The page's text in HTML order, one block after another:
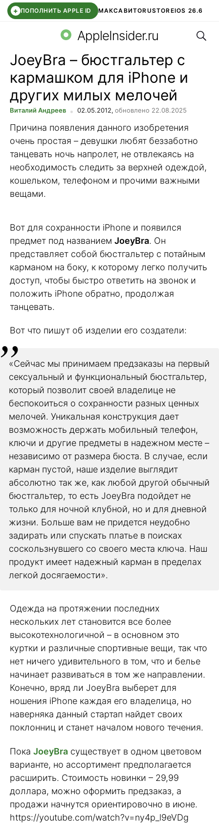
+ ПОПОЛНИТЬ APPLE ID МАКСАВИТОRUSTOREIOS 26.6
СБЕР КИДС ВТБ ОНЛАЙН ЧАТ В ROBLOX
AppleInsider.ru
JoeyBra – бюстгальтер с
кармашком для iPhone и
других милых мелочей
Виталий Андреев 02.05.2012, обновлено 22.08.2025
Причина появления данного изобретения
очень простая – девушки любят беззаботно
танцевать ночь напролет, не отвлекаясь на
необходимость следить за верхней одеждой,
кошельком, телефоном и прочими важными
вещами.
Вот для сохранности iPhone и появился
предмет под названием JoeyBra. Он
представляет собой бюстгальтер с потайным
карманом на боку, к которому легко получить
доступ, чтобы быстро ответить на звонок и
положить iPhone обратно, продолжая
танцевать.
Вот что пишут об изделии его создатели:
«Сейчас мы принимаем предзаказы на первый
сексуальный и функциональный бюстгальтер,
который позволит своей владелице не
беспокоиться о сохранности разных ценных
мелочей. Уникальная конструкция дает
возможность держать мобильный телефон,
ключи и другие предметы в надежном месте –
независимо от размера бюста. В случае, если
карман пустой, наше изделие выглядит
абсолютно так же, как любой другой обычный
бюстгальтер, то есть JoeyBra подойдет не
только для ночной клубной, но и для дневной
жизни. Больше вам не придется неудобно
задирать или спускать платье в поисках
соскользнувшего со своего места ключа. Наш
продукт имеет надежный карман в пределах
легкой досягаемости».
Одежда на протяжении последних
нескольких лет становится все более
высокотехнологичной – в основном это
куртки и различные спортивные вещи, так что
нет ничего удивительного в том, что и белье
начинает развиваться в том же направлении.
Конечно, вряд ли JoeyBra выберет для
ношения iPhone каждая его владелица, но
наверняка данный стартап найдет своих
поклонниц и станет началом нового течения.
Пока JoeyBra существует в одном цветовом
варианте, но ассортимент предполагается
расширить. Стоимость новинки – 29,99
доллара, можно оформить предзаказ, а
продажи начнутся ориентировочно в июне.
https://youtube.com/watch?v=ny4p_l9eVDg